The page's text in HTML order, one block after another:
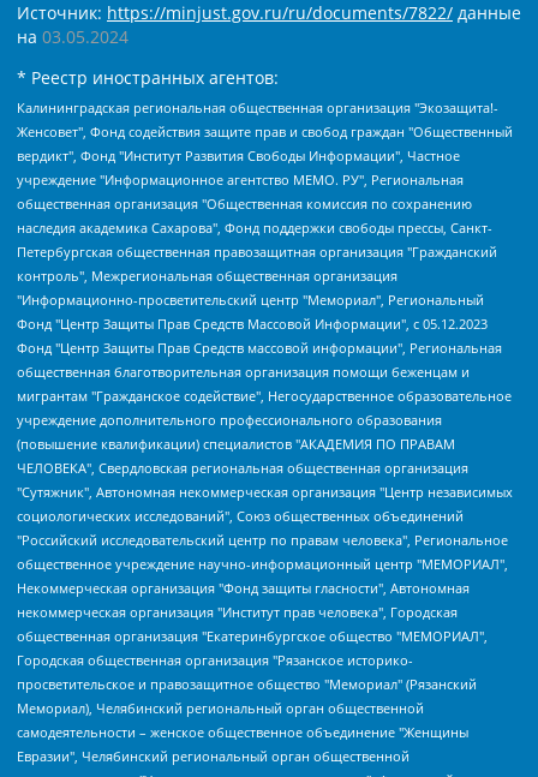
Источник: https://minjust.gov.ru/ru/documents/7822/ данные
на 03.05.2024
* Реестр иностранных агентов:
Калининградская региональная общественная организация "Экозащита!-Женсовет", Фонд содействия защите прав и свобод граждан "Общественный вердикт", Фонд "Институт Развития Свободы Информации", Частное учреждение "Информационное агентство МЕМО. РУ", Региональная общественная организация "Общественная комиссия по сохранению наследия академика Сахарова", Фонд поддержки свободы прессы, Санкт-Петербургская общественная правозащитная организация "Гражданский контроль", Межрегиональная общественная организация "Информационно-просветительский центр "Мемориал", Региональный Фонд "Центр Защиты Прав Средств Массовой Информации", с 05.12.2023 Фонд "Центр Защиты Прав Средств массовой информации", Региональная общественная благотворительная организация помощи беженцам и мигрантам "Гражданское содействие", Негосударственное образовательное учреждение дополнительного профессионального образования (повышение квалификации) специалистов "АКАДЕМИЯ ПО ПРАВАМ ЧЕЛОВЕКА", Свердловская региональная общественная организация "Сутяжник", Автономная некоммерческая организация "Центр независимых социологических исследований", Союз общественных объединений "Российский исследовательский центр по правам человека", Региональное общественное учреждение научно-информационный центр "МЕМОРИАЛ", Некоммерческая организация "Фонд защиты гласности", Автономная некоммерческая организация "Институт прав человека", Городская общественная организация "Екатеринбургское общество "МЕМОРИАЛ", Городская общественная организация "Рязанское историко-просветительское и правозащитное общество "Мемориал" (Рязанский Мемориал), Челябинский региональный орган общественной самодеятельности – женское общественное объединение "Женщины Евразии", Челябинский региональный орган общественной самодеятельности "Уральская правозащитная группа", Фонд содействия защите здоровья и социальной справедливости имени Андрея Рылькова, Автономная Некоммерческая Организация "Аналитический Центр Юрия Левады", Автономная некоммерческая организация социальной поддержки населения "Проект Апрель", Региональная общественная организация помощи женщинам и детям, находящимся в кризисной ситуации "Информационно-методический центр "Анна", Фонд содействия развитию массовых коммуникаций и правовому просвещению "Так-так-Так", Фонд содействия устойчивому развитию "Серебряная тайга", Свердловский региональный общественный фонд социальных проектов "Новое время", "Idel.Реалии", Кавказ.Реалии, Крым.Реалии, Телеканал Настоящее Время, Татаро-башкирская служба Радио Свобода (Azatliq Radiosi), Радио Свободная Европа/Радио Свобода (PCE/PC), "Сибирь.Реалии", "Фактограф", Благотворительный фонд помощи осужденным и их семьям, Автономная некоммерческая организация "Институт глобализации и социальных движений", Фонд "В защиту прав заключенных", Частное учреждение "Центр поддержки и содействия развитию средств массовой информации", Пензенский региональный общественный благотворительный фонд "Гражданский союз", "Север.Реалии", Некоммерческая организация Фонд "Правовая инициатива", Общество с ограниченной ответственностью "Радио Свободная Европа/Радио Свобода", Чешское информационное агентство "MEDIUM-ORIENT", Красноярская региональная общественная организация "Мы против СПИДа", Камалягин Денис Николаевич, Маркелов Сергей Евгеньевич, Пономарев Лев Александрович, Савицкая Людмила Алексеевна, Автономная некоммерческая организация "Центр по работе с проблемой насилия "НАСИЛИЮ.НЕТ", Межрегиональный профессиональный союз работников здравоохранения "Альянс врачей", Юридическое лицо, зарегистрированное в Латвийской Республике, SIA "Medusa Project" (регистрационный номер 40103797863, дата регистрации 10.06.2014), Некоммерческая организация "Фонд по борьбе с коррупцией", Автономная некоммерческая организация "Институт права и публичной политики", Баданин Роман Сергеевич, Гликин Максим Александрович, Железнова Мария Михайловна, Лукьянова Юлия Сергеевна, Маетная Елизавета Витальевна, Маняхин Петр Борисович, Чуракова Ольга Владимировна, Ярош Юлия Петровна, Юридическое лицо "The Insider SIA", зарегистрированное в Риге, Латвийская Республика (дата регистрации 26.06.2015), являющееся администратором доменного имени интернет-издания "The Insider SIA", https://theins.ru, Постернак Алексей Евгеньевич, Рубин Михаил Аркадьевич, Анин Роман Александрович, Юридическое лицо Istories fonds, зарегистрированное в Латвийской Республике (регистрационный номер 50008295751, дата регистрации 24.02.2020), Великовский Дмитрий Александрович, Долинина Ирина Николаевна, Мароховская Алеся Алексеевна, Шлейнов Роман Юрьевич, Шмагун Олеся Валентиновна, Общество с ограниченной ответственностью "Альтаир 2021", Общество с ограниченной ответственностью "Вега 2021", Общество с ограниченной ответственностью "Главный редактор 2021", Общество с ограниченной ответственностью "Ромашки монолит", Важенков Артем Валерьевич, Ивановская областная общественная организация "Центр гендерных исследований", Гурман Юрий Альбертович, Медиапроект "ОВД-Инфо", Егоров Владимир Владимирович, Жилинский Владимир Александрович, Общество с ограниченной ответственностью "ЗП", Иванова София Юрьевна, Карезина Инна Павловна, Кильтау Екатерина Викторовна, Петров Алексей Викторович, Пискунов Сергей Евгеньевич, Смирнов Сергей Сергеевич, Тихонов Михаил Сергеевич, Общество с ограниченной ответственностью "ЖУРНАЛИСТ-ИНОСТРАННЫЙ АГЕНТ", Арапова Галина Юрьевна, Вольтская Татьяна Анатольевна, Американская компания "Mason G.E.S. Anonymous Foundation" (США), являющаяся владельцем интернет-издания https://mnews.world/, Компания "Stichting Bellingcat", зарегистрированная в Нидерландах (дата регистрации 11.07.2018), Захаров Андрей Вячеславович, Клепиковская Екатерина Дмитриевна, Общество с ограниченной ответственностью "МЕМО", Перл Роман Александрович, Симонов Евгений Алексеевич, Соловьева Елена Анатольевна, Сотников Даниил Владимирович, Сурначева Елизавета Дмитриевна, Автономная некоммерческая организация по защите прав человека и информированию населения "Якутия – Наше Мнение", Общество с ограниченной ответственностью "Москоу диджитал медиа", с 26.01.2023 Общество с ограниченной ответственностью "Чайка Белые сады", Ветошкина Валерия Валерьевна, Заговора Максим Александрович, Межрегиональное общественное движение "Российская ЛГБТ - сеть", Оленичев Максим Владимирович, Павлов Иван Юрьевич, Скворцова Елена Сергеевна, Общество с ограниченной ответственностью "Как бы инагент", Кочетков Игорь Викторович, Общество с ограниченной ответственностью "Честные выборы", Еланчик Олег Александрович, Общество с ограниченной ответственностью "Нобелевский призыв", Гималова Регина Эмилевна, Григорьев Андрей Валерьевич, Григорьева Алина Александровна, Ассоциация по содействию защите прав призывников, альтернативнослужащих и военнослужащих "Правозащитная группа "Гражданин.Армия.Право", Хисамова Регина Фаритовна, Автономная некоммерческая организация по реализации социально-правовых программ "Лилит", Дальневосточное общественное движение "Маяк", Санкт-Петербургская ЛГБТ-инициативная группа "Выход", Инициативная группа ЛГБТ+ "Реверс", Алексеев Андрей Викторович, Бекбулатова Таисия Львовна, Беляев Иван Михайлович, Владыкина Елена Сергеевна, Гельман Марат Александрович, Никульшина Вероника Юрьевна, Толоконникова Надежда Андреевна, Шендерович Виктор Анатольевич, Общество с ограниченной ответственностью "Данное сообщение", Общество с ограниченной ответственностью Издательский дом "Новая глава", Айнбиндер Александра Александровна, Московский комьюнити-центр для ЛГБТ+инициатив, Благотворительный фонд развития филантропии, Deutsche Welle (Германия, Kurt-Schumacher-Strasse 3, 53113 Bonn), Борзунова Мария Михайловна, Воробьев Виктор Викторович, Голубева Анна Львовна, Константинова Алла Михайловна, Малкова Ирина Владимировна, Мурадов Мурад Абдулгалимович, Осетинская Елизавета Николаевна, Понасенков Евгений Николаевич, Ганапольский Матвей Юрьевич, Киселев Евгений Алексеевич, Борухович Ирина Григорьевна, Дремин Иван Тимофеевич, Дубровский Дмитрий Викторович, Красноярская региональная общественная организация поддержки и развития альтернативных образовательных технологий и межкультурных коммуникаций "ИНТЕРРА", Маяковская Екатерина Алексеевна, Фейгин Марк Захарович, Филимонов Андрей Викторович, Дзугкоева Регина Николаевна, Доброхотов Роман Александрович, Дудь Юрий Александрович, Елкин Сергей Владимирович, Кругликов Кирилл Игоревич, Сабунаева Мария Леонидовна, Семенов Алексей Владимирович, Шаинян Карен Багратович, Шульман Екатерина Михайловна, Асафьев Артур Валерьевич, Вахштайн Виктор Семенович, Венедиктов Алексей Алексеевич, Лушникова Екатерина Евгеньевна, Волков Леонид Михайлович, Невзоров Александр Глебович, Пархоменко Сергей Борисович, Сироткин Ярослав Николаевич, Кара-Мурза Владимир Владимирович, Баранова Наталья Владимировна, Гозман Леонид Яковлевич, Кагарлицкий Борис Юльевич, Климарев Михаил Валерьевич, Милов Владимир Станиславович, Автономная некоммерческая организация Краснодарский центр современного искусства "Типография", Моргенштерн Алишер Тагирович, Соболь Любовь Эдуардовна, Общество с ограниченной ответственностью "ЛИЗА НОРМ", Каспаров Гарри Кимович, Ходорковский Михаил Борисович, Общество с ограниченной ответственностью "Апрельские тезисы", Данилович Ирина Брониславовна, Кашин Олег Владимирович, Петров Николай Владимирович, Пивоваров Алексей Владимирович, Соколов Михаил Владимирович, Цветкова Юлия Владимировна, Чичваркин Евгений Александрович, Комитет против пыток/Команда против пыток, Общество с ограниченной ответственностью "Первый научный", Общество с ограниченной ответственностью "Вертолет и ко", Белоцерковская Вероника Борисовна, Кац Максим Евгеньевич, Лазарева Татьяна Юрьевна, Шаведдинов Руслан Табризович, Яшин Илья Валерьевич, Общество с ограниченной ответственностью "Иноагент ААВ", Алешковский Дмитрий Петрович, Альбац Евгения Марковна, Быков Дмитрий Львович, Галямина Юлия Евгеньевна, Лойко Сергей Леонидович, Мартынов Кирилл Константинович, Медведев Сергей Александрович, Крашенинников Федор Геннадиевич, Гордеева Катерина Вл